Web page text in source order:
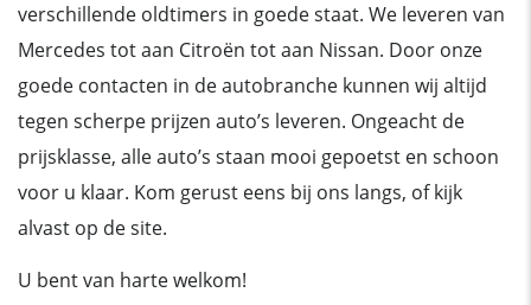
verschillende oldtimers in goede staat. We leveren van
Mercedes tot aan Citroën tot aan Nissan. Door onze
goede contacten in de autobranche kunnen wij altijd
tegen scherpe prijzen auto’s leveren. Ongeacht de
prijsklasse, alle auto’s staan mooi gepoetst en schoon
voor u klaar. Kom gerust eens bij ons langs, of kijk
alvast op de site.
U bent van harte welkom!